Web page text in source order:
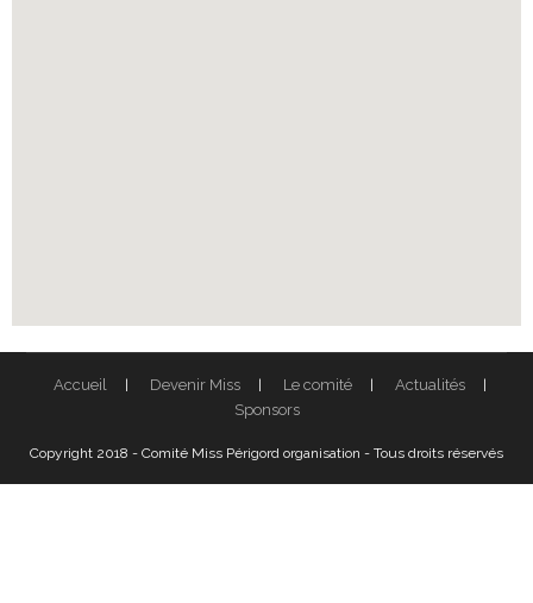
Accueil Devenir Miss Le comité
Actualités
Sponsors
Copyright 2018 - Comité Miss Périgord organisation - Tous droits réservés